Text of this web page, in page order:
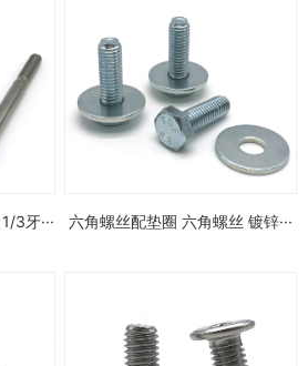
3牙··· 六角螺丝配垫圈 六角螺丝 镀锌···